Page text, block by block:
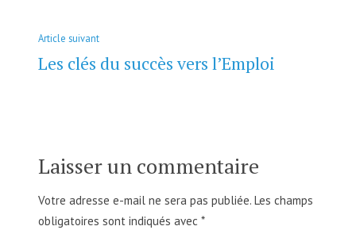
Article suivantArticle
suivant
Les clés du succès vers l’Emploi
Laisser un commentaire
Votre adresse e-mail ne sera pas publiée. Les champs
obligatoires sont indiqués avec *